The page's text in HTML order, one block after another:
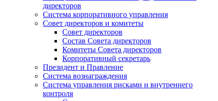
директоров
Система корпоративного управления
Совет директоров и комитеты
Совет директоров
Состав Совета директоров
Комитеты Совета директоров
Корпоративный секретарь
Президент и Правление
Система вознаграждения
Система управления рисками и внутреннего
контроля